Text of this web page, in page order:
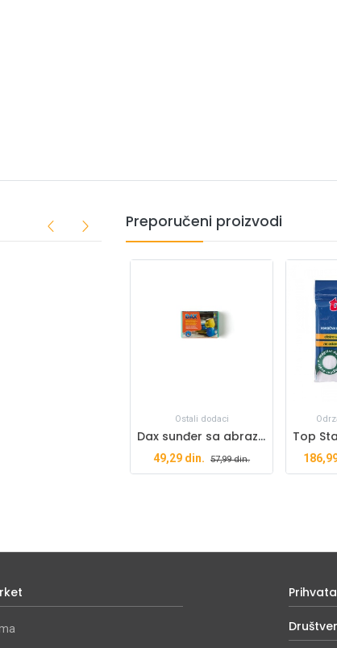
Preporučeni proizvodi
Ostali dodaci
Dax sunđer sa abrazivom 2/1
49,29 din. 57,99din.